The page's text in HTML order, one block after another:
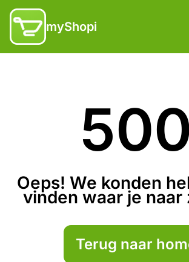
myShopi
500
Oeps! We konden
vinden waar je naar
Terug naar